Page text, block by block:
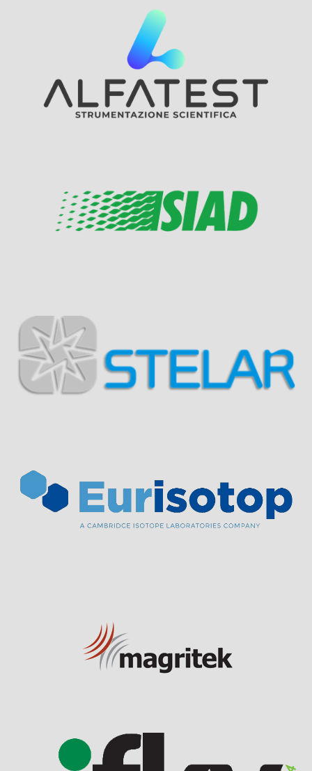
Visit Sponsor Page
Visit Sponsor Page
Visit Sponsor Page
Visit Sponsor Page
Visit Sponsor Page